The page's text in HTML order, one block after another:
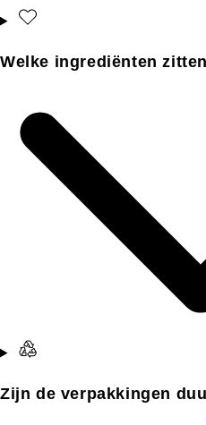
Welke ingrediënten
Zijn de verpakkingen